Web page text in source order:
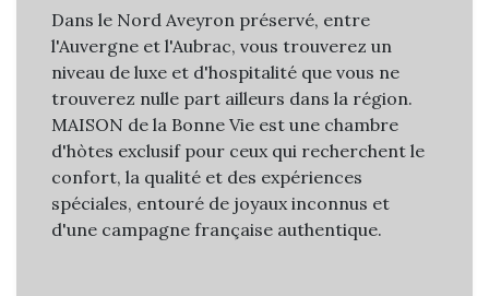
Dans le Nord Aveyron préservé, entre
l'Auvergne et l'Aubrac, vous trouverez un
niveau de luxe et d'hospitalité que vous ne
trouverez nulle part ailleurs dans la région.
MAISON de la Bonne Vie est une chambre
d'hòtes exclusif pour ceux qui recherchent le
confort, la qualité et des expériences
spéciales, entouré de joyaux inconnus et
d'une campagne française authentique.